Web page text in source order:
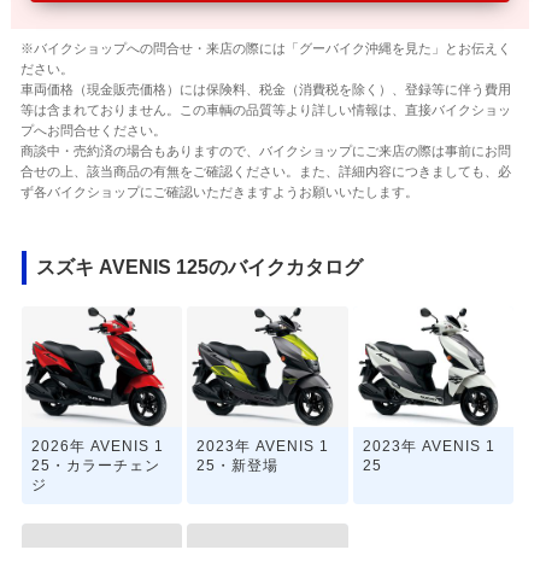
※バイクショップへの問合せ・来店の際には「グーバイク沖縄を見た」とお伝えく
ださい。
車両価格（現金販売価格）には保険料、税金（消費税を除く）、登録等に伴う費用
等は含まれておりません。この車輌の品質等より詳しい情報は、直接バイクショッ
プへお問合せください。
商談中・売約済の場合もありますので、バイクショップにご来店の際は事前にお問
合せの上、該当商品の有無をご確認ください。また、詳細内容につきましても、必
ず各バイクショップにご確認いただきますようお願いいたします。
スズキ AVENIS 125のバイクカタログ
2026年 AVENIS 1
25・カラーチェン
ジ
2023年 AVENIS 1
25・新登場
2023年 AVENIS 1
25